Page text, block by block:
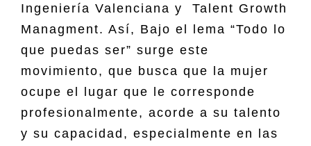
Ingeniería Valenciana y Talent Growth
Managment. Así, Bajo el lema “Todo lo
que puedas ser” surge este
movimiento, que busca que la mujer
ocupe el lugar que le corresponde
profesionalmente, acorde a su talento
y su capacidad, especialmente en las